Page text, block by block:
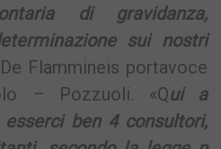
di gravidanza,
sui nostri
Flammineis portavoce
– Pozzuoli. «Qui a
esserci ben 4 consultori,